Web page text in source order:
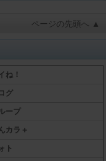
ページの先頭へ ▲
ね！
グ
ープ
カラ＋
ト